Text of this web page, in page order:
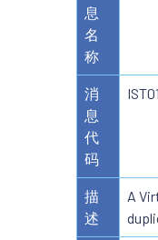
息
名
称
消
息
代
码
描
述
A